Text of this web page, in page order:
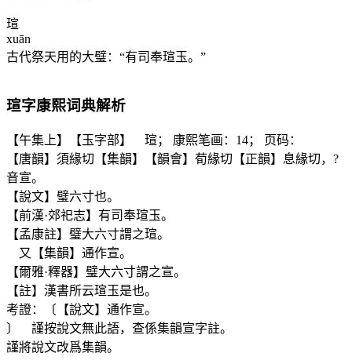
瑄
xuān
古代祭天用的大璧：“有司奉瑄玉。”
瑄字康熙词典解析
【午集上】【玉字部】 瑄； 康熙笔画：14； 页码：
【唐韻】須緣切【集韻】【韻會】荀緣切【正韻】息緣切，?
音宣。
【說文】璧六寸也。
【前漢·郊祀志】有司奉瑄玉。
【孟康註】璧大六寸謂之瑄。
又【集韻】通作宣。
【爾雅·釋器】璧大六寸謂之宣。
【註】漢書所云瑄玉是也。
考證：〔【說文】通作宣。
〕 謹按說文無此語，查係集韻宣字註。
謹將說文改爲集韻。